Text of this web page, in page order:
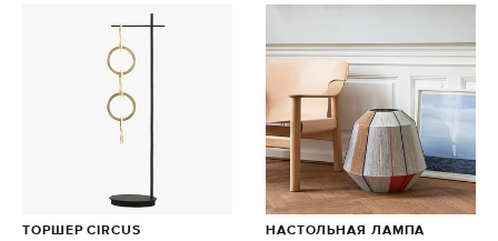
ТОРШЕР CIRCUS
НАСТОЛЬНАЯ ЛАМПА